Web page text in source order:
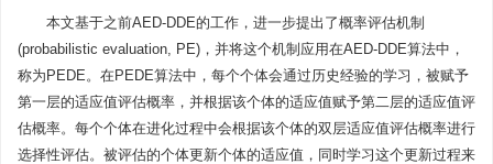
本文基于之前AED-DDE的工作，进一步提出了概率评估机制
(probabilistic evaluation, PE)，并将这个机制应用在AED-DDE算法中，
称为PEDE。在PEDE算法中，每个个体会通过历史经验的学习，被赋予
第一层的适应值评估概率，并根据该个体的适应值赋予第二层的适应值评
估概率。每个个体在进化过程中会根据该个体的双层适应值评估概率进行
选择性评估。被评估的个体更新个体的适应值，同时学习这个更新过程来